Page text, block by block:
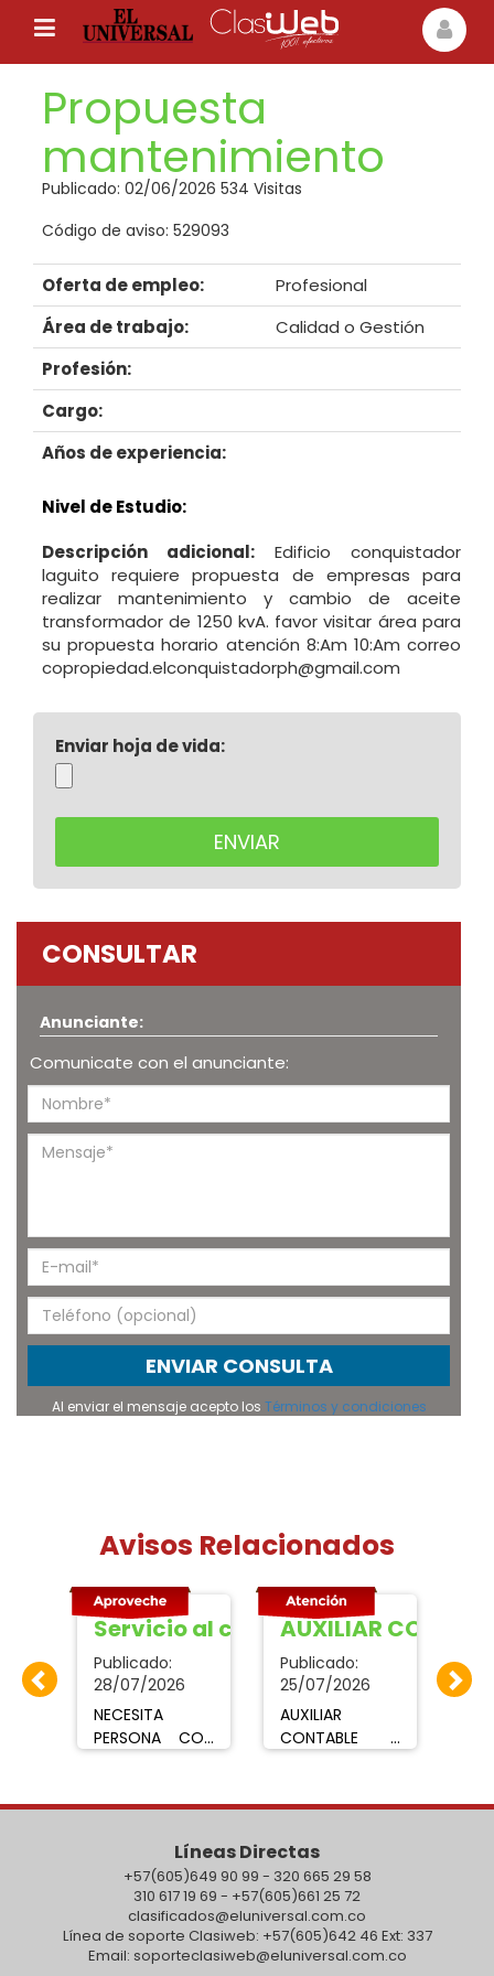
Propuesta
mantenimiento
Publicado: 02/06/2026 534 Visitas
Código de aviso: 529093
Oferta de empleo:
Profesional
Área de trabajo:
Calidad o Gestión
Profesión:
Cargo:
Años de experiencia:
Nivel de Estudio:
Descripción adicional: Edificio conquistador
laguito requiere propuesta de empresas para
realizar mantenimiento y cambio de aceite
transformador de 1250 kvA. favor visitar área para
su propuesta horario atención 8:Am 10:Am correo
copropiedad.elconquistadorph@gmail.com
Enviar hoja de vida:
CONSULTAR
Anunciante:
Comunicate con el anunciante:
ENVIAR CONSULTA
Al enviar el mensaje acepto los Términos y condiciones
Avisos Relacionados
con experiencia
y
Servicio al cliente
Publicado:
28/07/2026
NECESITA
PERSONA CON
SERVICIO AL
SOPORTE Y
EXCEL,
preferiblemente
( HOMBRES).
Enviar hojas de
vida Correo:
AUXILIAR
Publicado:
25/07/2026
AUXILIAR
CONTABLE Y
requiere
Tecnólogo o
Profesional en
áreas afines
para los cargos
de Auxiliar
Líneas Directas
+57(605)649 90 99 - 320 665 29 58
310 617 19 69 - +57(605)661 25 72
clasificados@eluniversal.com.co
Línea de soporte Clasiweb: +57(605)642 46 Ext: 337
Email: soporteclasiweb@eluniversal.com.co